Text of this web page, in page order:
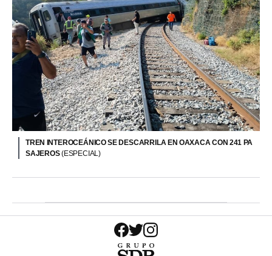
TREN INTEROCEÁNICO SE DESCARRILA EN OAXACA CON 241 PA
SAJEROS(ESPECIAL)